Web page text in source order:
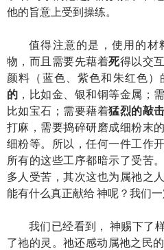
他的旨意上受到操练。
值得注意的是，使用的材
物，而且需要先藉着死得以交
颜料（蓝色、紫色和朱红色）
的 ，比如金、银和铜等金属；
比如宝石；需要藉着猛烈的敲
打麻，需要捣碎研磨成细粉末
细粉等。所以，任何一件工作
所有的这些工序都暗示了受苦
多人受苦，其次这也为属祂之
能有什么真正献给 神呢？我们一
我们已经看到， 神赐下了
了祂的灵。祂还感动属祂之民